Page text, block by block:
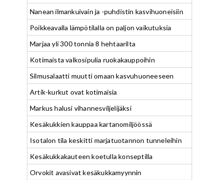
Nanean ilmankuivain ja -puhdistin kasvihuoneisiin
Poikkeavalla lämpötilalla on paljon vaikutuksia
Marjaa yli 300 tonnia 8 hehtaarilta
Kotimaista valkosipulia ruokakauppoihin
Silmusalaatti muutti omaan kasvuhuoneeseen
Artik-kurkut ovat kotimaisia
Markus halusi vihannesviljelijäksi
Kesäkukkien kauppaa kartanomiljöössä
Isotalon tila keskitti marjatuotannon tunneleihin
Kesäkukkakauteen koetulla konseptilla
Orvokit avasivat kesäkukkamyynnin